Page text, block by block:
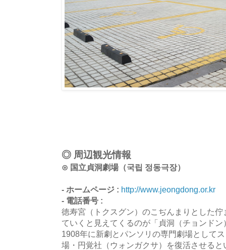
◎ 周辺観光情報
⊙ 国立貞洞劇場（국립 정동극장）
- ホームページ : http://www.jeongdong.or.kr
- 電話番号 :
徳寿宮（トクスグン）のこぢんまりとした
ていくと見えてくるのが「貞洞（チョンド
1908年に新劇とパンソリの専門劇場として
場・円覚社（ウォンガクサ）を復活させる